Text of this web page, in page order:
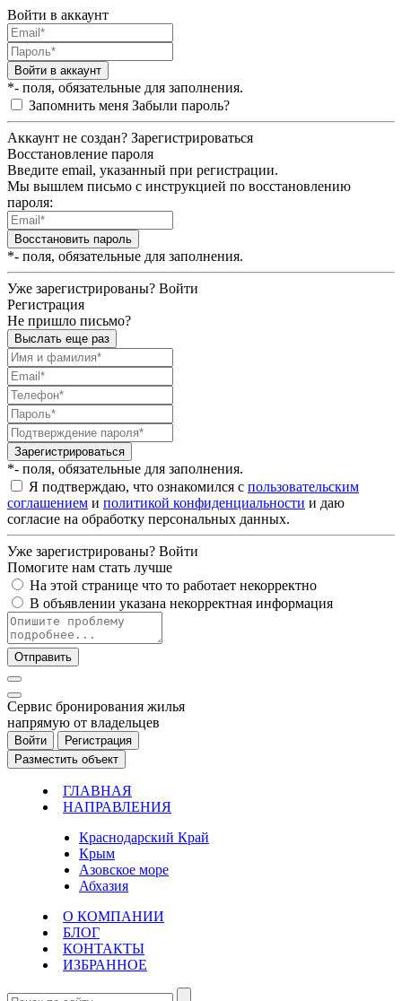
Войти в аккаунт
Войти в аккаунт
*- поля, обязательные для заполнения.
Запомнить меня Забыли пароль?
Аккаунт не создан? Зарегистрироваться
Восстановление пароля
Введите email, указанный при регистрации.
Мы вышлем письмо с инструкцией по восстановлению
пароля:
Восстановить пароль
*- поля, обязательные для заполнения.
Уже зарегистрированы? Войти
Регистрация
Не пришло письмо?
Выслать еще раз
Зарегистрироваться
*- поля, обязательные для заполнения.
Я подтверждаю, что ознакомился с пользовательским
соглашением и политикой конфиденциальности и даю
согласие на обработку персональных данных.
Уже зарегистрированы? Войти
Помогите нам стать лучше
На этой странице что то работает некорректно
В объявлении указана некорректная информация
Отправить
Cервис бронирования жилья
напрямую от владельцев
Войти
Регистрация
Разместить объект
ГЛАВНАЯ
НАПРАВЛЕНИЯ
Краснодарский Край
Крым
Азовское море
Абхазия
О КОМПАНИИ
БЛОГ
КОНТАКТЫ
ИЗБРАННОЕ